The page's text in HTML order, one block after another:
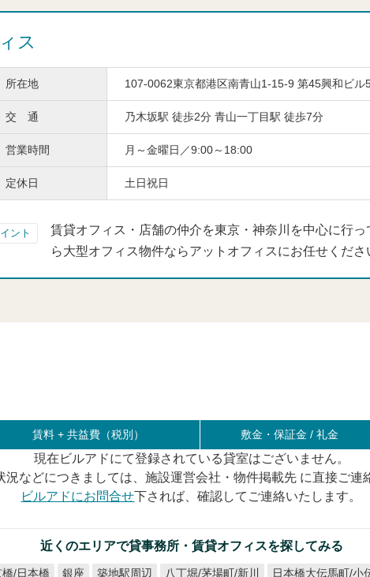
ス
所在地 107-0062東京都港区南青山1-15-9 第45興和ビル
交 通 乃木坂駅 徒歩2分 青山一丁目駅 徒歩7分
営業時間 月～金曜日／9:00～18:00
定休日 土日祝日
ント 賃貸オフィス・店舗の仲介を東京・神奈川を中心に行
ら大型オフィス物件ならアットオフィスにお任せくださ
賃料 +共益費（税別） 敷金・保証金 / 礼金
現在ビルアドにて登録されている貸室はございません。
況などにつきましては、施設運営会社・物件掲載先 に直接ご連
ビルアドにお問合せ下されば、確認してご連絡いたします。
近くのエリアで貸事務所・賃貸オフィスを探してみる
/日本橋 銀座 築地駅周辺 八丁堀/茅場町/新川 日本橋大伝馬町/小